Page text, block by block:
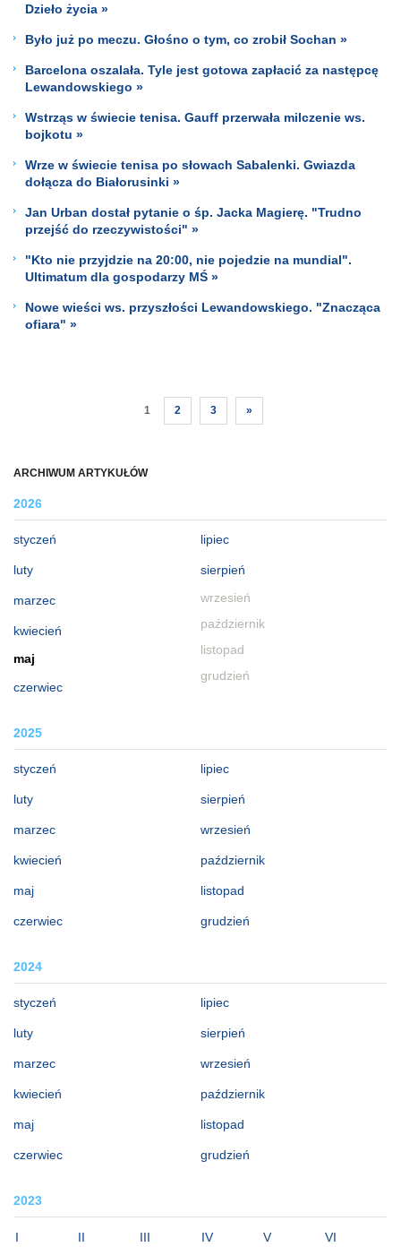
ARCHIWUM ARTYKUŁÓW
2026
styczeń
luty
marzec
kwiecień
maj
czerwiec
lipiec
sierpień
wrzesień
październik
listopad
grudzień
2025
styczeń
luty
marzec
kwiecień
maj
czerwiec
lipiec
sierpień
wrzesień
październik
listopad
grudzień
2024
styczeń
luty
marzec
kwiecień
maj
czerwiec
lipiec
sierpień
wrzesień
październik
listopad
grudzień
2023
I II III IV V VI
Dzieło życia »
Było już po meczu. Głośno o tym, co zrobił Sochan »
Barcelona oszalała. Tyle jest gotowa zapłacić za następcę
Lewandowskiego »
Wstrząs w świecie tenisa. Gauff przerwała milczenie ws.
bojkotu »
Wrze w świecie tenisa po słowach Sabalenki. Gwiazda
dołącza do Białorusinki »
Jan Urban dostał pytanie o śp. Jacka Magierę. "Trudno
przejść do rzeczywistości" »
"Kto nie przyjdzie na 20:00, nie pojedzie na mundial".
Ultimatum dla gospodarzy MŚ »
Nowe wieści ws. przyszłości Lewandowskiego. "Znacząca
ofiara" »
1 2 3 »